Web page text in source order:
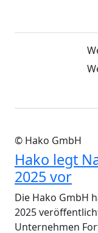
© Hako GmbH
Hako legt
2025 vor
Die Hako GmbH
2025
Unternehmen